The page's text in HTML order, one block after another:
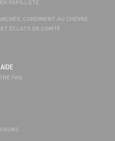
PAPILLOTE
CONDIMENT AU CHÈVRE
ÉCLATS DE COMTÉ
AIDE
FAQ